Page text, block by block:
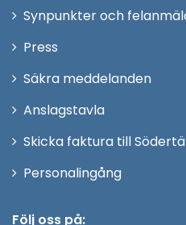
Synpunkter och
Press
fönster
Säkra meddelanden
Anslagstavla
Skicka faktura till
PersonalingångÖppna
Följ oss på: